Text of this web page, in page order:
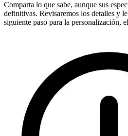
Comparta lo que sabe, aunque sus
definitivas. Revisaremos los detalles y
siguiente paso para la personalización,